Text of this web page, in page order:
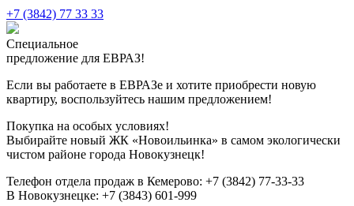
+7 (3842) 77 33 33
Специальное
предложение для ЕВРАЗ!
Если вы работаете в ЕВРАЗе и хотите приобрести новую
квартиру, воспользуйтесь нашим предложением!
Покупка на особых условиях!
Выбирайте новый ЖК «Новоильинка» в самом экологически
чистом районе города Новокузнецк!
Телефон отдела продаж в Кемерово: +7 (3842) 77-33-33
В Новокузнецке: +7 (3843) 601-999